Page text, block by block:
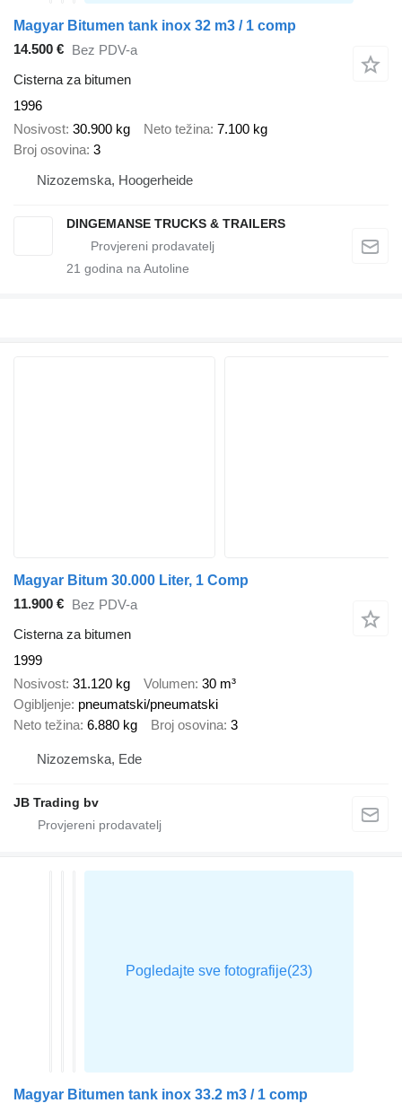
Magyar Bitumen tank inox 32 m3 / 1 comp
14.500 € Bez PDV-a
Cisterna za bitumen
1996
Nosivost 30.900 kg Neto težina 7.100 kg
Broj osovina 3
Nizozemska, Hoogerheide
DINGEMANSE TRUCKS & TRAILERS
21 godina na Autoline
Magyar Bitum 30.000 Liter, 1 Comp
11.900 € Bez PDV-a
Cisterna za bitumen
1999
Nosivost 31.120 kg Volumen 30 m³
Ogibljenje pneumatski/pneumatski
Neto težina 6.880 kg Broj osovina 3
Nizozemska, Ede
JB Trading bv
Magyar Bitumen tank inox 33.2 m3 / 1 comp